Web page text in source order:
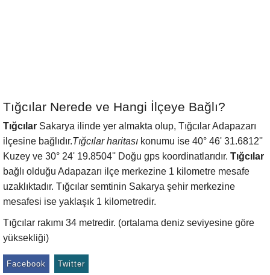
Tığcılar Nerede ve Hangi İlçeye Bağlı?
Tığcılar Sakarya ilinde yer almakta olup, Tığcılar Adapazarı
ilçesine bağlıdır.Tığcılar haritası konumu ise 40° 46' 31.6812''
Kuzey ve 30° 24' 19.8504'' Doğu gps koordinatlarıdır. Tığcılar
bağlı olduğu Adapazarı ilçe merkezine 1 kilometre mesafe
uzaklıktadır. Tığcılar semtinin Sakarya şehir merkezine
mesafesi ise yaklaşık 1 kilometredir.
Tığcılar rakımı 34 metredir. (ortalama deniz seviyesine göre
yüksekliği)
Facebook Twitter